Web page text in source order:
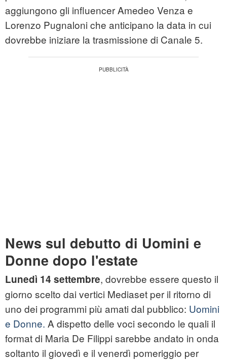
aggiungono gli influencer Amedeo Venza e
Lorenzo Pugnaloni che anticipano la data in cui
dovrebbe iniziare la trasmissione di Canale 5.
News sul debutto di Uomini e
Donne dopo l'estate
Lunedì 14 settembre, dovrebbe essere questo il
giorno scelto dai vertici Mediaset per il ritorno di
uno dei programmi più amati dal pubblico: Uomini
e Donne. A dispetto delle voci secondo le quali il
format di Maria De Filippi sarebbe andato in onda
soltanto il giovedì e il venerdì pomeriggio per